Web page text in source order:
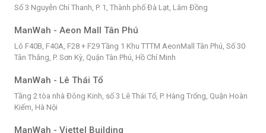
Số 3 Nguyễn Chí Thanh, P. 1, Thành phố Đà Lạt, Lâm Đồng
ManWah - Aeon Mall Tân Phú
Lô F40B, F40A, F28 + F29 Tầng 1 Khu TTTM AeonMall Tân Phú, Số 30
Tân Thắng, P. Sơn Kỳ, Quận Tân Phú, Hồ Chí Minh
ManWah - Lê Thái Tổ
Tầng 2 tòa nhà Đông Kinh, số 3 Lê Thái Tổ, P. Hàng Trống, Quận Hoàn
Kiếm, Hà Nội
ManWah - Viettel Building